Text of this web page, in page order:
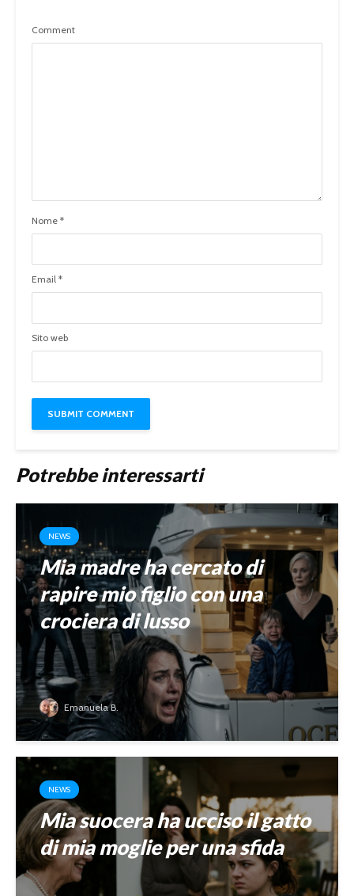
Comment
Nome *
Email *
Sito web
Potrebbe interessarti
NEWS
Mia madre ha cercato di
rapire mio figlio con una
crociera di lusso
Emanuela B.
NEWS
Mia suocera ha ucciso il gatto
di mia moglie per una sfida